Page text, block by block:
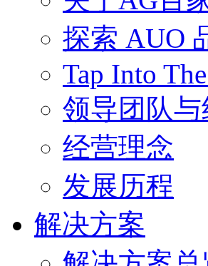
探索 AUO
Tap Into
领导团队与
经营理念
发展历程
解决方案